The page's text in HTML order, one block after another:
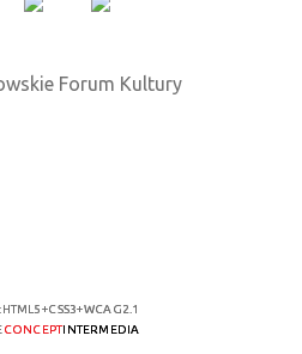
Forum Kultury
HTML5+CSS3+WCAG 2.1
CONCEPTINTERMEDIA